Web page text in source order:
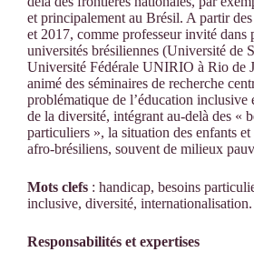
et principalement au Brésil. A partir
et 2017, comme professeur invité dans
universités brésiliennes (Université de
Université Fédérale UNIRIO à Rio de
animé des séminaires de recherche
problématique de l’éducation inclusive
de la diversité, intégrant au-delà des «
particuliers », la situation des enfants et
afro-brésiliens, souvent de milieux
Mots clefs : handicap, besoins
inclusive, diversité, internationalisation.
Responsabilités et expertises